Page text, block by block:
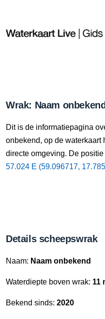
Wrak: Naam onbekend
Dit is de informatiepagina
onbekend, op de waterkaart
directe omgeving. De
57.024 E (59.096717,
Details scheepswrak
Naam: Naam onbekend
Waterdiepte boven wrak: 11
Bekend sinds: 2020